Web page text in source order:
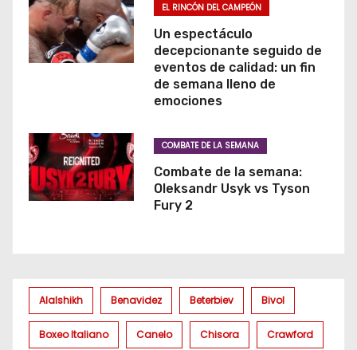
EL RINCÓN DEL CAMPEÓN
Un espectáculo
decepcionante seguido de
eventos de calidad: un fin
de semana lleno de
emociones
COMBATE DE LA SEMANA
Combate de la semana:
Oleksandr Usyk vs Tyson
Fury 2
Alalshikh Benavidez Beterbiev Bivol
Boxeo Italiano Canelo Chisora Crawford